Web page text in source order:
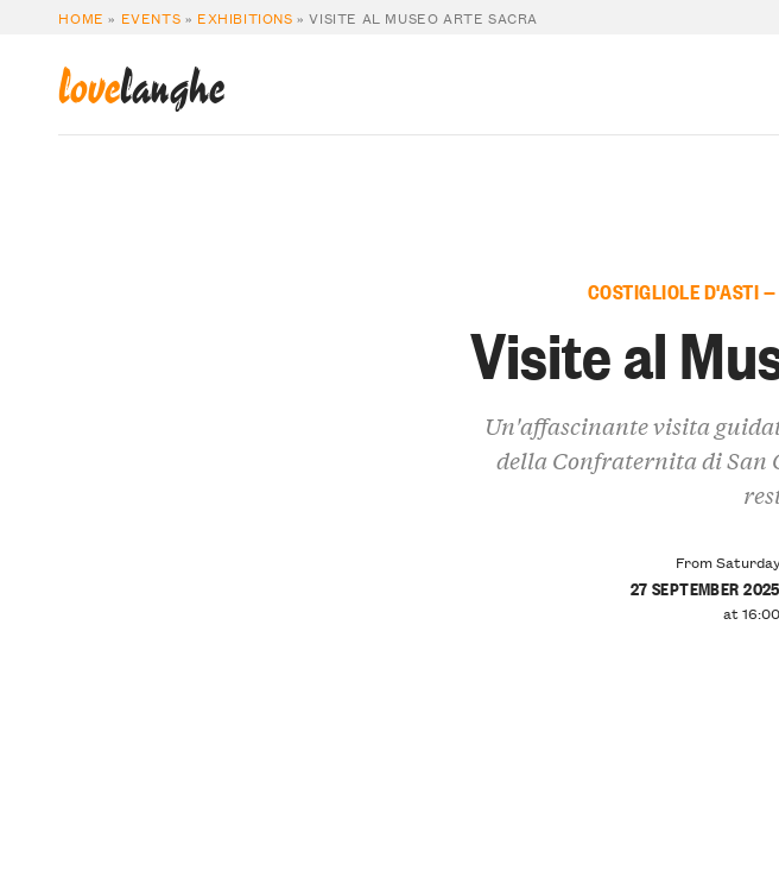
HOME » EVENTS » EXHIBITIONS »VISITE AL MUSEO ARTE SACRA
lovelanghe
COSTIGLIOLE D'ASTI
Visite al
Un'affascinante visita
della Confraternita di San
From Saturday
27 SEPTEMBER 2025
at 16:00